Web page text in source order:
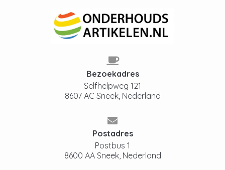
Bezoekadres
Selfhelpweg 121
8607 AC Sneek, Nederland
Postadres
Postbus 1
8600 AA Sneek, Nederland